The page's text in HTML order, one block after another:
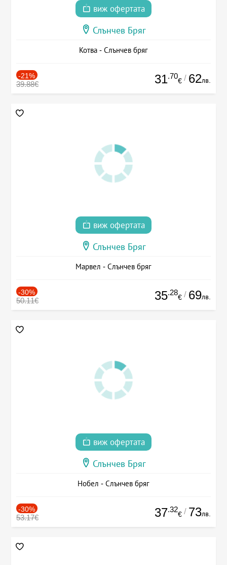
виж офертата
Слънчев Бряг
Котва - Слънчев бряг
-21%
39.88€ 31.70
€ / 62лв.
виж офертата
Слънчев Бряг
Марвел - Слънчев бряг
-30%
50.11€ 35.28
€ / 69лв.
виж офертата
Слънчев Бряг
Нобел - Слънчев бряг
-30%
53.17€ 37.32
€ / 73лв.